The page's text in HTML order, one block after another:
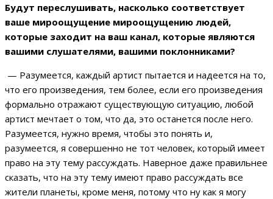
Будут переслушивать, насколько соответствует
ваше мироощущение мироощущению людей,
которые заходит на ваш канал, которые являются
вашими слушателями, вашими поклонниками?
— Разумеется, каждый артист пытается и надеется на то,
что его произведения, тем более, если его произведения
формально отражают существующую ситуацию, любой
артист мечтает о том, что да, это останется после него.
Разумеется, нужно время, чтобы это понять и,
разумеется, я совершенно не тот человек, который имеет
право на эту тему рассуждать. Наверное даже правильнее
сказать, что на эту тему имеют право рассуждать все
жители планеты, кроме меня, потому что ну как я могу